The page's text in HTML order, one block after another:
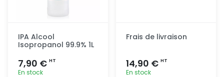
IPA Alcool
Isopropanol 99.9% 1L
7,90 € HT
En stock
Frais de livraison
14,90 € HT
En stock